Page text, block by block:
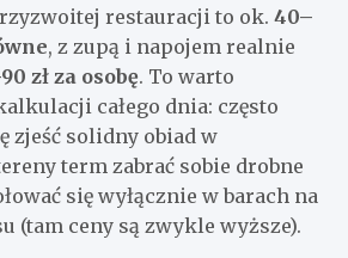
restauracji to ok. 40–
, z zupą i napojem realnie
zł za osobę. To warto
całego dnia: często
zjeść solidny obiad w
term zabrać sobie drobne
się wyłącznie w barach na
(tam ceny są zwykle wyższe).